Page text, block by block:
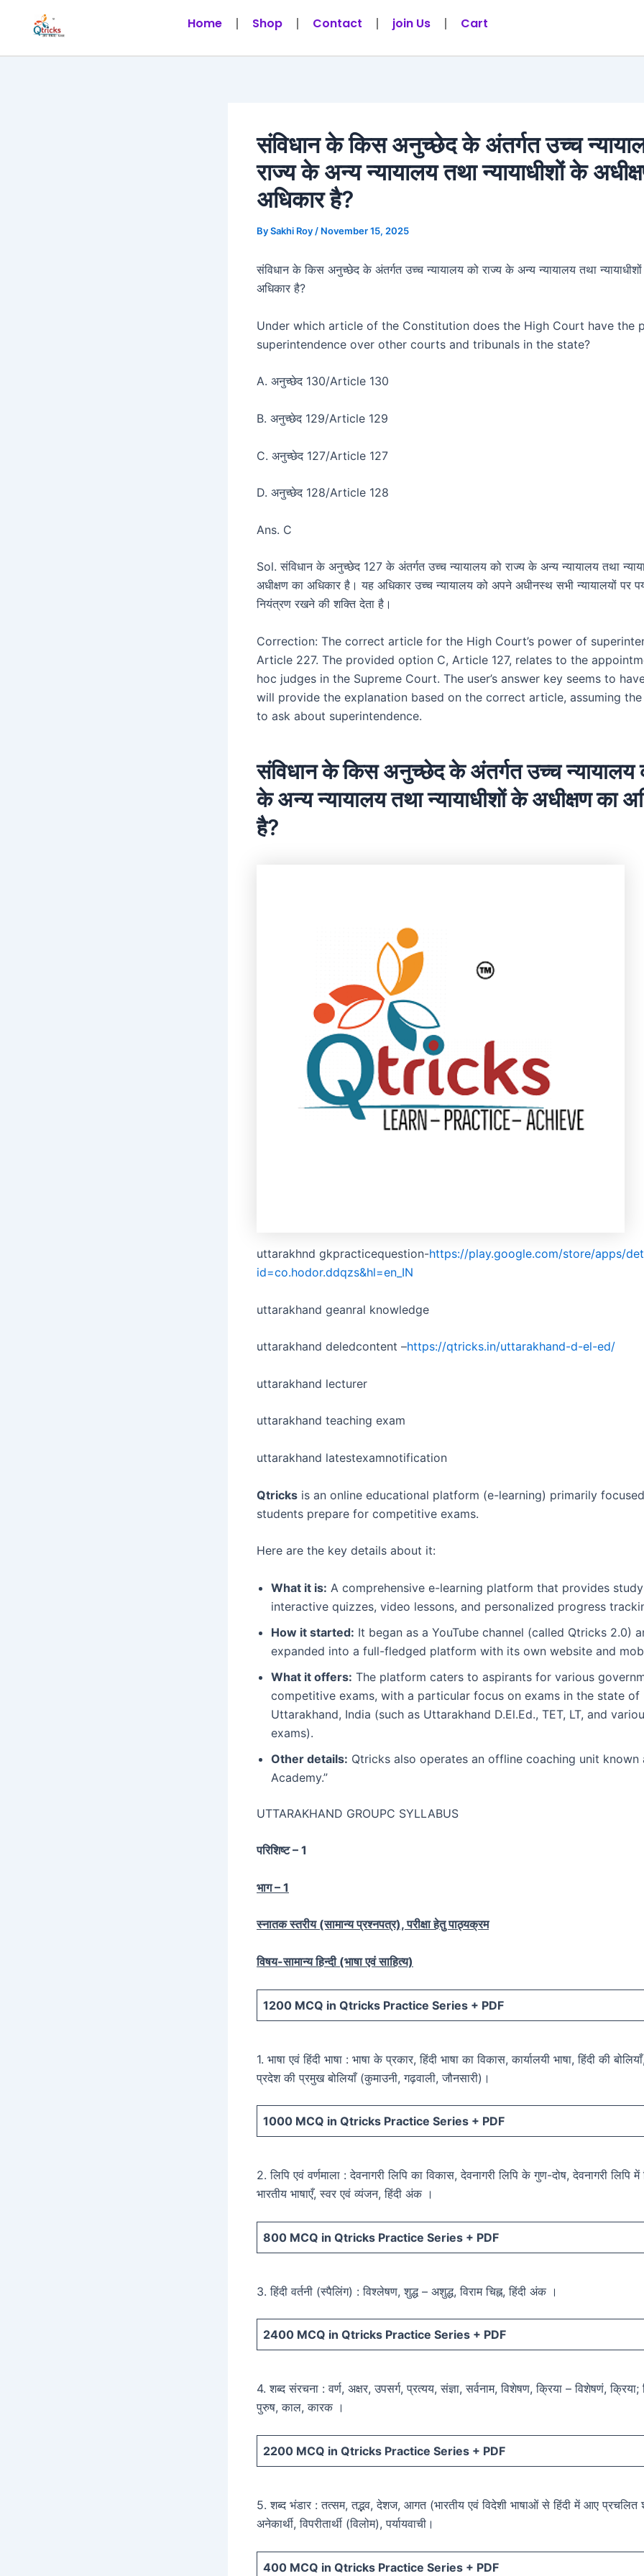
Home Shop Contact join Us Cart
संविधान के किस अनुच्छेद के अंतर्गत उच्च
राज्य के अन्य न्यायालय तथा न्यायाधीशों के
अधिकार है?
BySakhi Roy / November 15, 2025
संविधान के किस अनुच्छेद के अंतर्गत उच्च न्यायालय को राज्य के अन्य न्यायालय तथा
अधिकार है?
Under which article of the Constitution does the High Court have the
superintendence over other courts and tribunals in the state?
A. अनुच्छेद 130/Article 130
B. अनुच्छेद 129/Article 129
C. अनुच्छेद 127/Article 127
D. अनुच्छेद 128/Article 128
Ans. C
Sol. संविधान के अनुच्छेद 127 के अंतर्गत उच्च न्यायालय को राज्य के अन्य न्यायालय तथा
अधीक्षण का अधिकार है। यह अधिकार उच्च न्यायालय को अपने अधीनस्थ सभी न्यायालयों पर
नियंत्रण रखने की शक्ति देता है।
Correction: The correct article for the High Court’s power of
Article 227. The provided option C, Article 127, relates to the
hoc judges in the Supreme Court. The user’s answer key seems to
will provide the explanation based on the correct article, assuming
to ask about superintendence.
संविधान के किस अनुच्छेद के अंतर्गत उच्च न्यायालय
के अन्य न्यायालय तथा न्यायाधीशों के अधीक्षण का
है?
uttarakhnd gkpracticequestion-https://play.google.com/store/apps/
id=co.hodor.ddqzs&hl=en_IN
uttarakhand geanral knowledge
uttarakhand deledcontent –https://qtricks.in/uttarakhand-d-el-ed/
uttarakhand lecturer
uttarakhand teaching exam
uttarakhand latestexamnotification
Qtricks is an online educational platform (e-learning) primarily
students prepare for competitive exams.
Here are the key details about it:
What it is: A comprehensive e-learning platform that provides
interactive quizzes, video lessons, and personalized progress
How it started: It began as a YouTube channel (called Qtricks 2.0)
expanded into a full-fledged platform with its own website and
What it offers: The platform caters to aspirants for various
competitive exams, with a particular focus on exams in the state of
Uttarakhand, India (such as Uttarakhand D.El.Ed., TET, LT, and
exams).
Other details: Qtricks also operates an offline coaching unit known
Academy.”
UTTARAKHAND GROUPC SYLLABUS
परिशिष्ट – 1
भाग – 1
स्नातक स्तरीय (सामान्य प्रश्नपत्र), परीक्षा हेतु पाठ्यक्रम
विषय-सामान्य हिन्दी (भाषा एवं साहित्य)
1200 MCQ in Qtricks Practice Series + PDF
1. भाषा एवं हिंदी भाषा : भाषा के प्रकार, हिंदी भाषा का विकास, कार्यालयी भाषा, हिंदी की
प्रदेश की प्रमुख बोलियाँ (कुमाउनी, गढ़वाली, जौनसारी)।
1000 MCQ in Qtricks Practice Series + PDF
2. लिपि एवं वर्णमाला : देवनागरी लिपि का विकास, देवनागरी लिपि के गुण-दोष, देवनागरी लिपि
भारतीय भाषाएँ, स्वर एवं व्यंजन, हिंदी अंक ।
800 MCQ in Qtricks Practice Series + PDF
3. हिंदी वर्तनी (स्पैलिंग) : विश्लेषण, शुद्ध – अशुद्ध, विराम चिह्न, हिंदी अंक ।
2400 MCQ in Qtricks Practice Series + PDF
4. शब्द संरचना : वर्ण, अक्षर, उपसर्ग, प्रत्यय, संज्ञा, सर्वनाम, विशेषण, क्रिया – विशेषणं,
पुरुष, काल, कारक ।
2200 MCQ in Qtricks Practice Series + PDF
5. शब्द भंडार : तत्सम, तद्भव, देशज, आगत (भारतीय एवं विदेशी भाषाओं से हिंदी में आए प्रचलित
अनेकार्थी, विपरीतार्थी (विलोम), पर्यायवाची।
400 MCQ in Qtricks Practice Series + PDF
navigation